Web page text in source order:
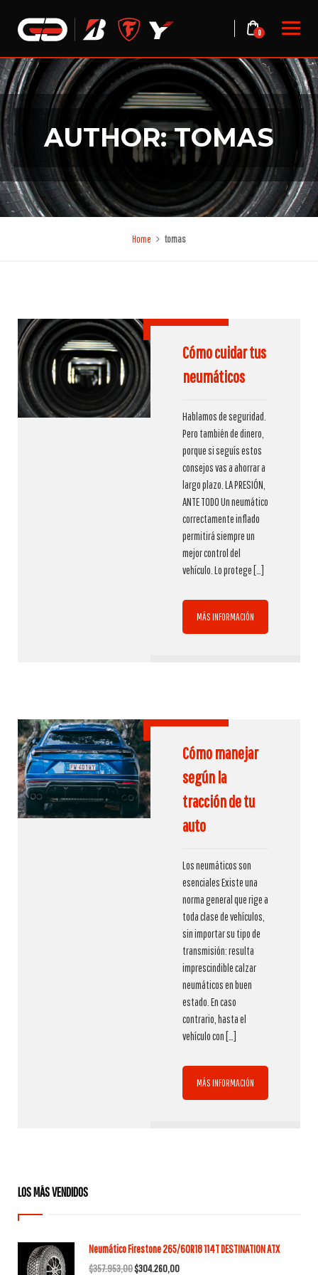
content
0
AUTHOR: TOMAS
Home tomas
Cómo cuidar tus
neumáticos
Hablamos de seguridad.
Pero también de dinero,
porque si seguís estos
consejos vas a ahorrar a
largo plazo. LA PRESIÓN,
ANTE TODO Un neumático
correctamente inflado
permitirá siempre un
mejor control del
vehículo. Lo protege […]
MÁS INFORMACIÓN
Cómo manejar
según la
tracción de tu
auto
Los neumáticos son
esenciales Existe una
norma general que rige a
toda clase de vehículos,
sin importar su tipo de
transmisión: resulta
imprescindible calzar
neumáticos en buen
estado. En caso
contrario, hasta el
vehículo con […]
MÁS INFORMACIÓN
LOS MÁS VENDIDOS
Neumático Firestone 265/60R18 114T DESTINATION ATX
$357.953,00El
$304.260,00El